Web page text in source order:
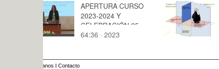
APERTURA CURSO
2023-2024 Y
CELEBRACIÓN 25
ANIVERSARIO
64:36 · 2023
Sistema de
diedrico
23:39 ·